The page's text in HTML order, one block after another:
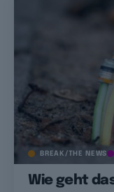
BREAK/THE NEWS
Wie geht